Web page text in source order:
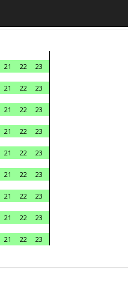
21 22
23
21 22
23
21 22
23
21 22
23
21 22
23
21 22
23
21 22
23
21 22
23
21 22
23